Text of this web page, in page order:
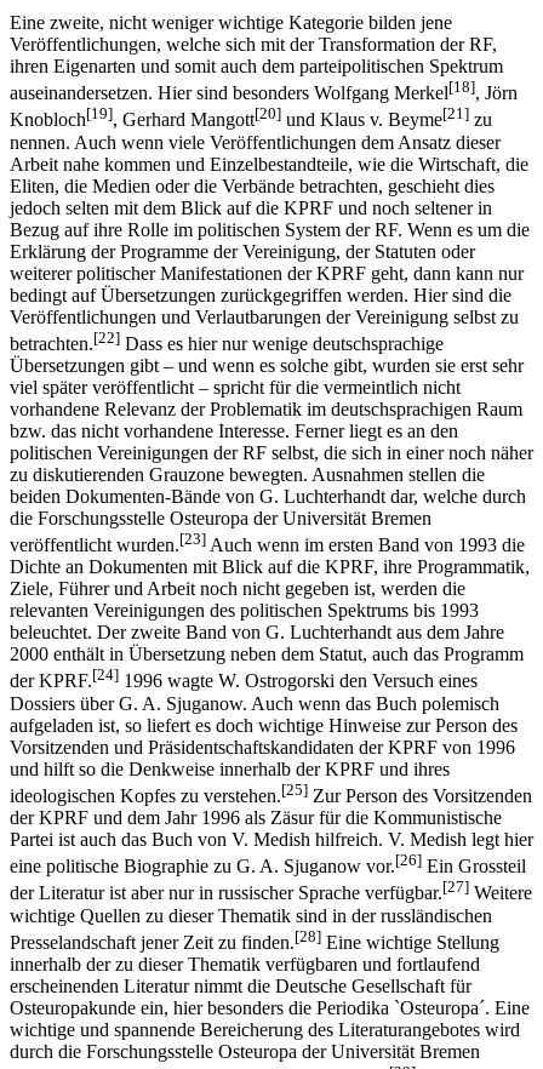
Eine zweite, nicht weniger wichtige Kategorie bilden jene
Veröffentlichungen, welche sich mit der Transformation der RF,
ihren Eigenarten und somit auch dem parteipolitischen Spektrum
auseinandersetzen. Hier sind besonders Wolfgang Merkel[18], Jörn
Knobloch[19], Gerhard Mangott[20] und Klaus v. Beyme[21] zu
nennen. Auch wenn viele Veröffentlichungen dem Ansatz dieser
Arbeit nahe kommen und Einzelbestandteile, wie die Wirtschaft, die
Eliten, die Medien oder die Verbände betrachten, geschieht dies
jedoch selten mit dem Blick auf die KPRF und noch seltener in
Bezug auf ihre Rolle im politischen System der RF. Wenn es um die
Erklärung der Programme der Vereinigung, der Statuten oder
weiterer politischer Manifestationen der KPRF geht, dann kann nur
bedingt auf Übersetzungen zurückgegriffen werden. Hier sind die
Veröffentlichungen und Verlautbarungen der Vereinigung selbst zu
betrachten.[22] Dass es hier nur wenige deutschsprachige
Übersetzungen gibt – und wenn es solche gibt, wurden sie erst sehr
viel später veröffentlicht – spricht für die vermeintlich nicht
vorhandene Relevanz der Problematik im deutschsprachigen Raum
bzw. das nicht vorhandene Interesse. Ferner liegt es an den
politischen Vereinigungen der RF selbst, die sich in einer noch näher
zu diskutierenden Grauzone bewegten. Ausnahmen stellen die
beiden Dokumenten-Bände von G. Luchterhandt dar, welche durch
die Forschungsstelle Osteuropa der Universität Bremen
veröffentlicht wurden.[23] Auch wenn im ersten Band von 1993 die
Dichte an Dokumenten mit Blick auf die KPRF, ihre Programmatik,
Ziele, Führer und Arbeit noch nicht gegeben ist, werden die
relevanten Vereinigungen des politischen Spektrums bis 1993
beleuchtet. Der zweite Band von G. Luchterhandt aus dem Jahre
2000 enthält in Übersetzung neben dem Statut, auch das Programm
der KPRF.[24] 1996 wagte W. Ostrogorski den Versuch eines
Dossiers über G. A. Sjuganow. Auch wenn das Buch polemisch
aufgeladen ist, so liefert es doch wichtige Hinweise zur Person des
Vorsitzenden und Präsidentschaftskandidaten der KPRF von 1996
und hilft so die Denkweise innerhalb der KPRF und ihres
ideologischen Kopfes zu verstehen.[25] Zur Person des Vorsitzenden
der KPRF und dem Jahr 1996 als Zäsur für die Kommunistische
Partei ist auch das Buch von V. Medish hilfreich. V. Medish legt hier
eine politische Biographie zu G. A. Sjuganow vor.[26] Ein Grossteil
der Literatur ist aber nur in russischer Sprache verfügbar.[27] Weitere
wichtige Quellen zu dieser Thematik sind in der russländischen
Presselandschaft jener Zeit zu finden.[28] Eine wichtige Stellung
innerhalb der zu dieser Thematik verfügbaren und fortlaufend
erscheinenden Literatur nimmt die Deutsche Gesellschaft für
Osteuropakunde ein, hier besonders die Periodika `Osteuropa´. Eine
wichtige und spannende Bereicherung des Literaturangebotes wird
durch die Forschungsstelle Osteuropa der Universität Bremen